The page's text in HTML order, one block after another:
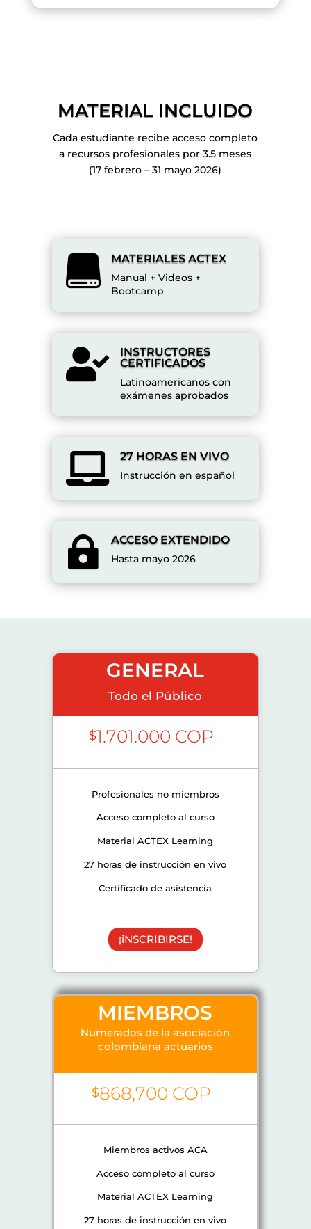
MATERIAL INCLUIDO
Cada estudiante recibe acceso completo
a recursos profesionales por 3.5 meses
(17 febrero – 31 mayo 2026)
 MATERIALES ACTEX
Manual + Videos +
Bootcamp

INSTRUCTORES
CERTIFICADOS
Latinoamericanos con
exámenes aprobados
 27 HORAS EN VIVO
Instrucción en español
 ACCESO EXTENDIDO
Hasta mayo 2026
GENERAL
Todo el Público
$1.701.000 COP
Profesionales no miembros
Acceso completo al curso
Material ACTEX Learning
27 horas de instrucción en vivo
Certificado de asistencia
¡iNSCRIBIRSE!
MIEMBROS
Numerados de la asociación
colombiana actuarios
$868,700 COP
Miembros activos ACA
Acceso completo al curso
Material ACTEX Learning
27 horas de instrucción en vivo